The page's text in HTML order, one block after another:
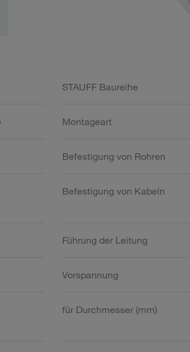
STAUFF Baureihe
Montageart
Befestigung von Rohren
Befestigung von Kabeln
Führung der Leitung
Vorspannung
für Durchmesser (mm)